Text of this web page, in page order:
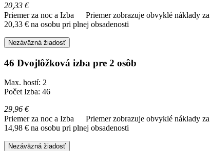
20,33 €
Priemer za noc a Izba
Priemer zobrazuje obvyklé náklady
20,33 € na osobu pri plnej obsadenosti
Nezáväzná žiadosť
46 Dvojlôžková izba pre 2 osôb
Max. hostí: 2
Počet Izba: 46
29,96 €
Priemer za noc a Izba
Priemer zobrazuje obvyklé náklady
14,98 € na osobu pri plnej obsadenosti
Nezáväzná žiadosť